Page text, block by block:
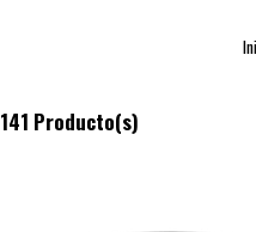
141 Producto(s)